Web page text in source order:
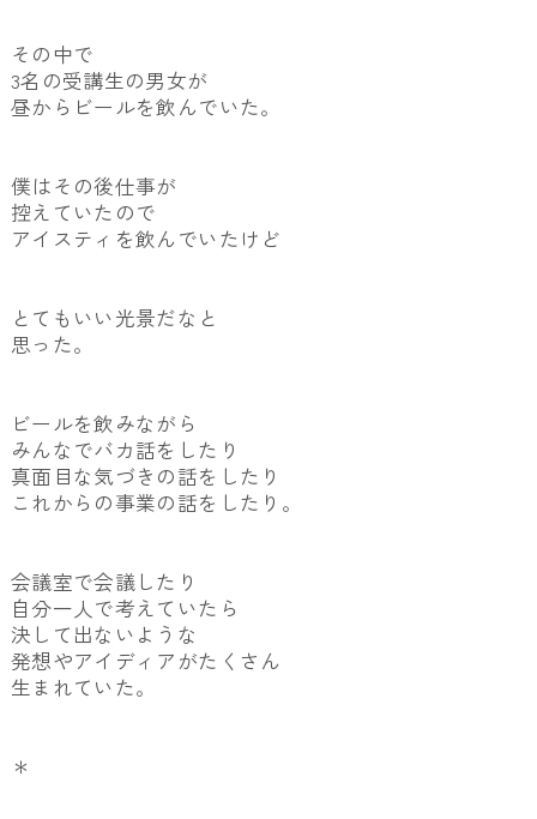
その中で
3名の受講生の男女が
昼からビールを飲んでいた。
僕はその後仕事が
控えていたので
アイスティを飲んでいたけど
とてもいい光景だなと
思った。
ビールを飲みながら
みんなでバカ話をしたり
真面目な気づきの話をしたり
これからの事業の話をしたり。
会議室で会議したり
自分一人で考えていたら
決して出ないような
発想やアイディアがたくさん
生まれていた。
＊